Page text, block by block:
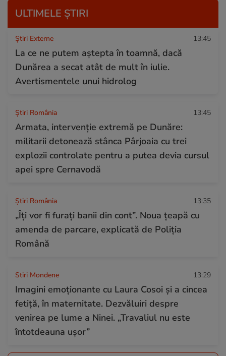
ULTIMELE ȘTIRI
Știri Externe 13:45
La ce ne putem aștepta în toamnă, dacă
Dunărea a secat atât de mult în iulie.
Avertismentele unui hidrolog
Știri România 13:45
Armata, intervenție extremă pe Dunăre:
militarii detonează stânca Pârjoaia cu trei
explozii controlate pentru a putea devia cursul
apei spre Cernavodă
Știri România 13:35
„Îți vor fi furați banii din cont”. Noua țeapă cu
amenda de parcare, explicată de Poliția
Română
Stiri Mondene 13:29
Imagini emoționante cu Laura Cosoi și a cincea
fetiță, în maternitate. Dezvăluiri despre
venirea pe lume a Ninei. „Travaliul nu este
întotdeauna ușor”